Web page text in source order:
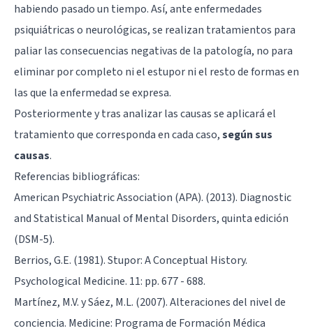
habiendo pasado un tiempo. Así, ante enfermedades
psiquiátricas o neurológicas, se realizan tratamientos para
paliar las consecuencias negativas de la patología, no para
eliminar por completo ni el estupor ni el resto de formas en
las que la enfermedad se expresa.
Posteriormente y tras analizar las causas se aplicará el
tratamiento que corresponda en cada caso,según sus
causas.
Referencias bibliográficas:
American Psychiatric Association (APA). (2013). Diagnostic
and Statistical Manual of Mental Disorders, quinta edición
(DSM-5).
Berrios, G.E. (1981). Stupor: A Conceptual History.
Psychological Medicine. 11: pp. 677 - 688.
Martínez, M.V. y Sáez, M.L. (2007). Alteraciones del nivel de
conciencia. Medicine: Programa de Formación Médica